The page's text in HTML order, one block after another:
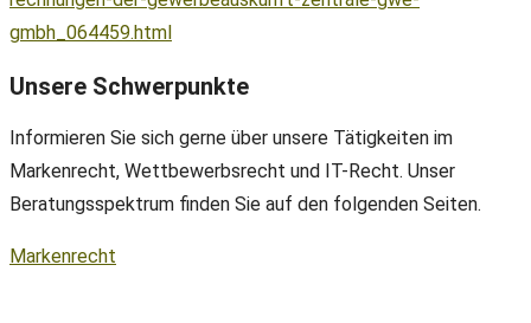
gmbh_064459.html
Unsere Schwerpunkte
Informieren Sie sich gerne über unsere Tätigkeiten im
Markenrecht, Wettbewerbsrecht und IT-Recht. Unser
Beratungsspektrum finden Sie auf den folgenden Seiten.
Markenrecht